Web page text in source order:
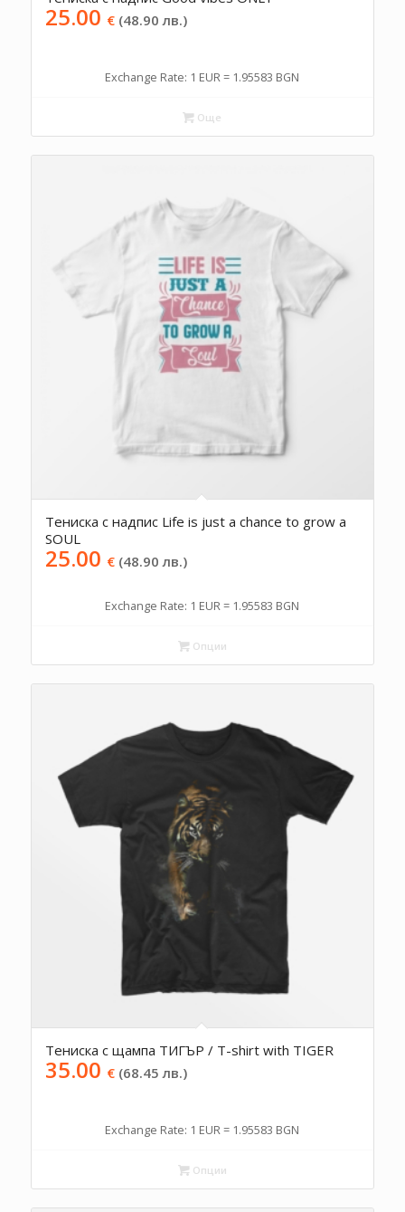
25.00 €(48.90 лв.)
Exchange Rate: 1 EUR = 1.95583 BGN
Още
Тениска с надпис Life is just a chance to grow a
SOUL
25.00 €(48.90 лв.)
Exchange Rate: 1 EUR = 1.95583 BGN
Опции
Тениска с щампа ТИГЪР / T-shirt with TIGER
35.00 €(68.45 лв.)
Exchange Rate: 1 EUR = 1.95583 BGN
Опции